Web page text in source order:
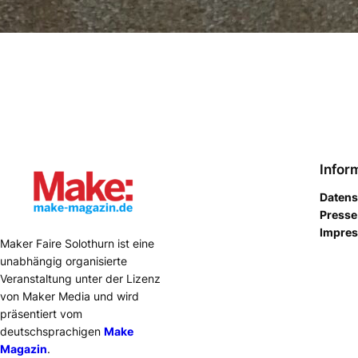
Maker Faire Solothurn ist eine
unabhängig organisierte
Veranstaltung unter der Lizenz
von Maker Media und wird
präsentiert vom
deutschsprachigen Make
Magazin.
Presse